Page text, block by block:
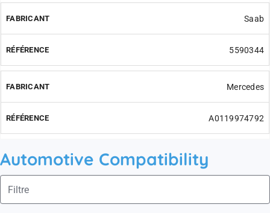
Saab
5590344
Mercedes
A0119974792
Automotive Compatibility